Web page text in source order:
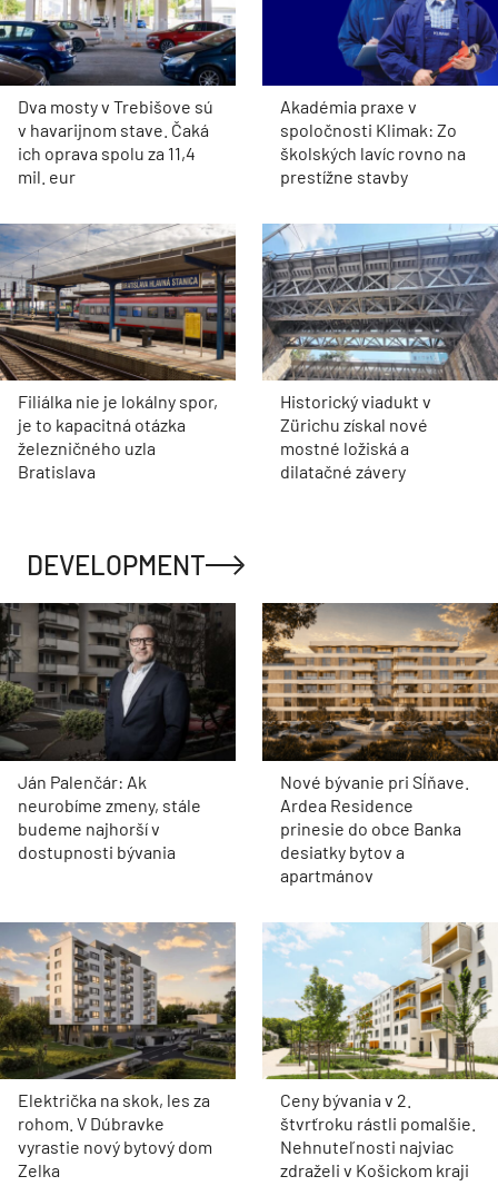
Dva mosty v Trebišove sú
v havarijnom stave. Čaká
ich oprava spolu za 11,4
mil. eur
Akadémia praxe v
spoločnosti Klimak: Zo
školských lavíc rovno na
prestížne stavby
Filiálka nie je lokálny spor,
je to kapacitná otázka
železničného uzla
Bratislava
Historický viadukt v
Zürichu získal nové
mostné ložiská a
dilatačné závery
DEVELOPMENT
Ján Palenčár: Ak
neurobíme zmeny, stále
budeme najhorší v
dostupnosti bývania
Nové bývanie pri Sĺňave.
Ardea Residence
prinesie do obce Banka
desiatky bytov a
apartmánov
Električka na skok, les za
rohom. V Dúbravke
vyrastie nový bytový dom
Zelka
Ceny bývania v 2.
štvrťroku rástli pomalšie.
Nehnuteľnosti najviac
zdraželi v Košickom kraji